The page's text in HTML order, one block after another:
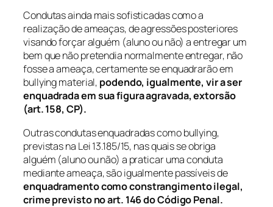
Condutas ainda mais sofisticadas como a
realização de ameaças, de agressões posteriores
visando forçar alguém (aluno ou não) a entregar um
bem que não pretendia normalmente entregar, não
fosse a ameaça, certamente se enquadrarão em
bullyingmaterial, podendo, igualmente, vir a ser
enquadrada em sua figura agravada, extorsão
(art. 158, CP).
Outras condutas enquadradas comobullying,
previstas na Lei 13.185/15, nas quais se obriga
alguém (aluno ou não) a praticar uma conduta
mediante ameaça, são igualmente passíveis de
enquadramento como constrangimento ilegal,
crime previsto no art. 146 do Código Penal.